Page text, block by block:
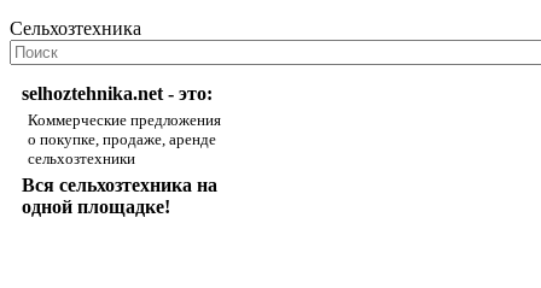
Сельхозтехника
selhoztehnika.net - это:
Коммерческие предложения
о покупке, продаже, аренде
сельхозтехники
Вся сельхозтехника на
одной площадке!